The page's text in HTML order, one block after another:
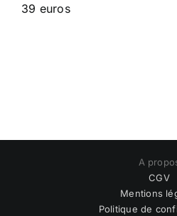
39 euros
A
CGV
Mentions
Politique de